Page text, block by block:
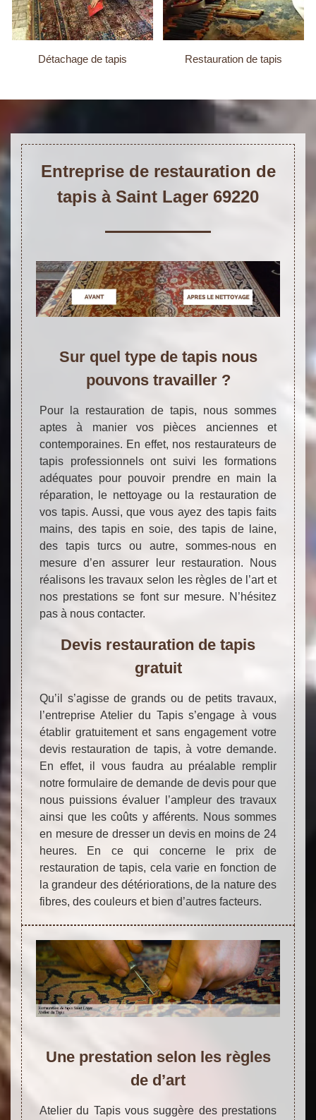
Détachage de tapis Restauration de tapis
Entreprise de restauration de
tapis à Saint Lager 69220
Sur quel type de tapis nous
pouvons travailler ?
Pour la restauration de tapis, nous sommes
aptes à manier vos pièces anciennes et
contemporaines. En effet, nos restaurateurs de
tapis professionnels ont suivi les formations
adéquates pour pouvoir prendre en main la
réparation, le nettoyage ou la restauration de
vos tapis. Aussi, que vous ayez des tapis faits
mains, des tapis en soie, des tapis de laine,
des tapis turcs ou autre, sommes-nous en
mesure d’en assurer leur restauration. Nous
réalisons les travaux selon les règles de l’art et
nos prestations se font sur mesure. N’hésitez
pas à nous contacter.
Devis restauration de tapis
gratuit
Qu’il s’agisse de grands ou de petits travaux,
l’entreprise Atelier du Tapis s’engage à vous
établir gratuitement et sans engagement votre
devis restauration de tapis, à votre demande.
En effet, il vous faudra au préalable remplir
notre formulaire de demande de devis pour que
nous puissions évaluer l’ampleur des travaux
ainsi que les coûts y afférents. Nous sommes
en mesure de dresser un devis en moins de 24
heures. En ce qui concerne le prix de
restauration de tapis, cela varie en fonction de
la grandeur des détériorations, de la nature des
fibres, des couleurs et bien d’autres facteurs.
Une prestation selon les règles
de d’art
Atelier du Tapis vous suggère des prestations